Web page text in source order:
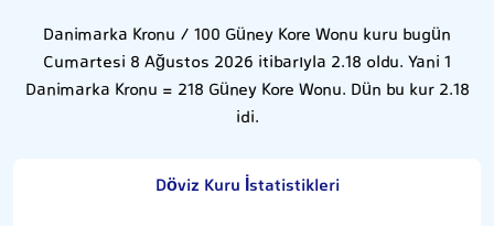
Danimarka Kronu / 100 Güney Kore Wonu kuru bugün
Cumartesi 8 Ağustos 2026 itibarıyla 2.18 oldu. Yani 1
Danimarka Kronu = 218 Güney Kore Wonu. Dün bu kur 2.18
idi.
Döviz Kuru İstatistikleri